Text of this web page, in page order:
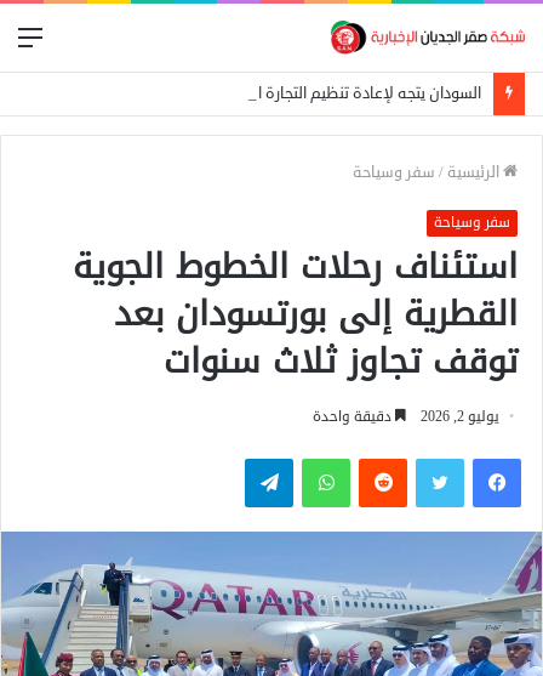
الرئيسية / سفر وسياحة
سفر وسياحة
استئناف رحلات الخطوط الجوية
القطرية إلى بورتسودان بعد
توقف تجاوز ثلاث سنوات
يوليو 2, 2026 دقيقة واحدة
فيسبوكتويتر واتساب تيلقرام